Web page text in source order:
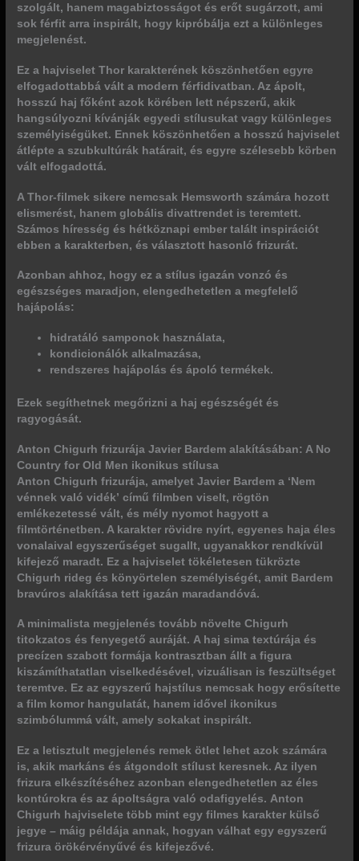
szolgált, hanem magabiztosságot és erőt sugárzott, ami
sok férfit arra inspirált, hogy kipróbálja ezt a különleges
megjelenést.
Ez a hajviselet Thor karakterének köszönhetően egyre
elfogadottabbá vált a modern férfidivatban. Az ápolt,
hosszú haj főként azok körében lett népszerű, akik
hangsúlyozni kívánják egyedi stílusukat vagy különleges
személyiségüket. Ennek köszönhetően a hosszú hajviselet
átlépte a szubkultúrák határait, és egyre szélesebb körben
vált elfogadottá.
A Thor-filmek sikere nemcsak Hemsworth számára hozott
elismerést, hanem globális divattrendet is teremtett.
Számos híresség és hétköznapi ember talált inspirációt
ebben a karakterben, és választott hasonló frizurát.
Azonban ahhoz, hogy ez a stílus igazán vonzó és
egészséges maradjon, elengedhetetlen a megfelelő
hajápolás:
hidratáló samponok használata,
kondicionálók alkalmazása,
rendszeres hajápolás és ápoló termékek.
Ezek segíthetnek megőrizni a haj egészségét és
ragyogását.
Anton Chigurh frizurája Javier Bardem alakításában: A No
Country for Old Men ikonikus stílusa
Anton Chigurh frizurája, amelyet Javier Bardem a ‘Nem
vénnek való vidék’ című filmben viselt, rögtön
emlékezetessé vált, és mély nyomot hagyott a
filmtörténetben. A karakter rövidre nyírt, egyenes haja éles
vonalaival egyszerűséget sugallt, ugyanakkor rendkívül
kifejező maradt. Ez a hajviselet tökéletesen tükrözte
Chigurh rideg és könyörtelen személyiségét, amit Bardem
bravúros alakítása tett igazán maradandóvá.
A minimalista megjelenés tovább növelte Chigurh
titokzatos és fenyegető auráját.A haj sima textúrája és
precízen szabott formája kontrasztban állt a figura
kiszámíthatatlan viselkedésével, vizuálisan is feszültséget
teremtve. Ez az egyszerű hajstílus nemcsak hogy erősítette
a film komor hangulatát, hanem idővel ikonikus
szimbólummá vált, amely sokakat inspirált.
Ez a letisztult megjelenés remek ötlet lehet azok számára
is, akik markáns és átgondolt stílust keresnek. Az ilyen
frizura elkészítéséhez azonban elengedhetetlen az éles
kontúrokra és az ápoltságra való odafigyelés.Anton
Chigurh hajviselete több mint egy filmes karakter külső
jegye – máig példája annak, hogyan válhat egy egyszerű
frizura örökérvényűvé és kifejezővé.